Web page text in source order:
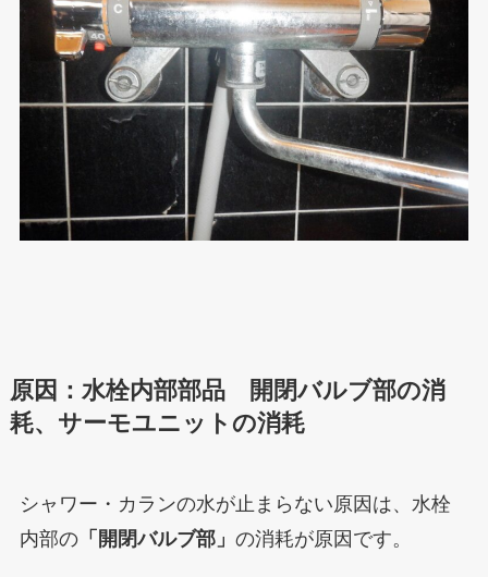
原因：水栓内部部品 開閉バルブ部の消
耗、サーモユニットの消耗
シャワー・カランの水が止まらない原因は、水栓
内部の「開閉バルブ部」 の消耗が原因です。